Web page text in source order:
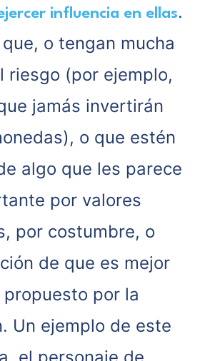
influencia en ellas.
o tengan mucha
riesgo (por ejemplo,
jamás invertirán
o que estén
algo que les parece
por valores
por costumbre, o
de que es mejor
por la
Un ejemplo de este